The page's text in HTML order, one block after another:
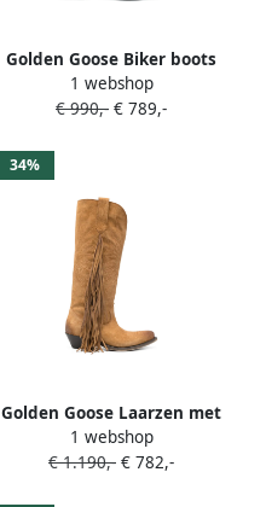
Golden Goose Biker boots
met gespbandje Zwart
1 webshop
€ 990,- € 789,-
34%
Golden Goose Laarzen met
geborduurde franje Bruin
1 webshop
€ 1.190,- € 782,-